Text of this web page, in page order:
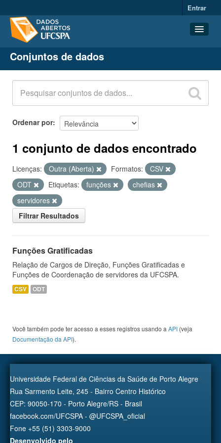
Entrar
Conjuntos de dados
Organizações
Grupos
Sobre
Conjuntos de dados
Ordenar por
1 conjunto de dados encontrado
Licenças: Outra (Aberta) Formatos:
CSV
ODT
Etiquetas: funções
chefias
servidores
Filtrar Resultados
Funções Gratificadas
Relação de Cargos de Direção, Funções Gratificadas e
Funções de Coordenação de servidores da UFCSPA.
CSV ODT
Você também pode ter acesso a esses registros usando a API (veja
Documentação da API).
Universidade Federal de Ciências da Saúde de Porto Alegre
Rua Sarmento Leite, 245 - Bairro Centro Histórico
CEP: 90050-170 - Porto Alegre/RS - Brasil
facebook.com/UFCSPA - @UFCSPA_oficial
Fone +55 (51) 3303-9000
Desenvolvido pelo